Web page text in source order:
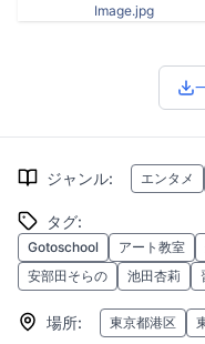
Image.jpg
ジャンル: エンタメ
タグ:
Gotoschool アート教室
安部田そらの
池田杏莉
場所: 東京都港区